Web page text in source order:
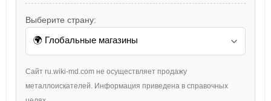
Выберите страну:
Сайт ru.wiki-md.com не осуществляет продажу
металлоискателей. Информация приведена в справочных